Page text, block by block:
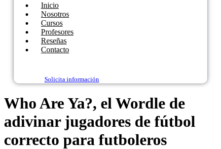
Inicio
Nosotros
Cursos
Profesores
Reseñas
Contacto
Solicita información
Who Are Ya?, el Wordle de
adivinar jugadores de fútbol
correcto para futboleros